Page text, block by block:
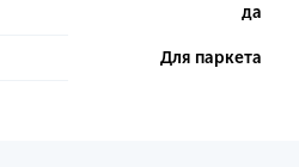
да
Для паркета